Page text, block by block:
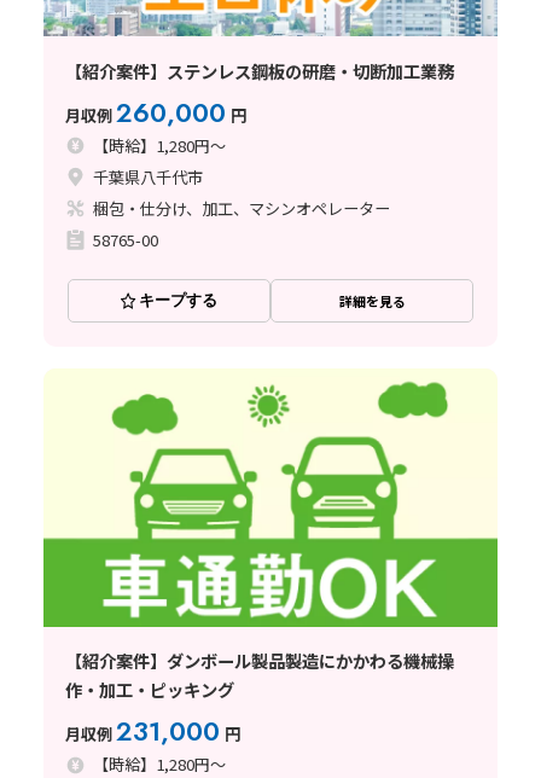
【紹介案件】ステンレス鋼板の研磨・切断加工業務
月収例260,000 円
【時給】1,280円～
千葉県八千代市
梱包・仕分け、加工、マシンオペレーター
58765-00
キープする 詳細を見る
【紹介案件】ダンボール製品製造にかかわる機械操
作・加工・ピッキング
月収例231,000 円
【時給】1,280円～